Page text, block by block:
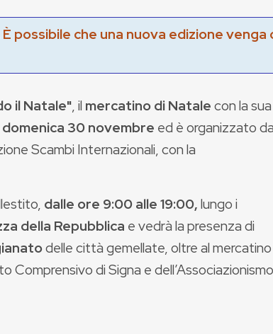
possibile che una nuova edizione
il Natale", il mercatino di Natalecon la sua
domenica 30 novembre ed è organizzato
Scambi Internazionali, con la
dalle ore 9:00 alle 19:00,lungo i
della Repubblica e vedrà la presenza di
delle città gemellate, oltre al mercatino
Comprensivo di Signa e dell’Associazionismo